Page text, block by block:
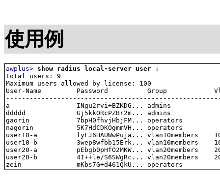
使用例
awplus> show radius local-server user ↓
Total users: 9
Maximum users allowed by license: 100
User-Name         Password          Group
a                 INgu2rvi+BZKDG... admins
ddddd             Gj5kkORcPZBr2m... admins
gaorin            7bpH0fhvjHbjFM... operators
nagorin           5K7HdCDKOgmmVH... operators
user10-a          lyLJ6HAUWwPuja... vlan10members
user10-b          3wep8wfbb15Erk... vlan10members
user20-a          pEbgb0pHfO2MKW... vlan20members
user20-b          4I++le/S6SWgRc... vlan20members